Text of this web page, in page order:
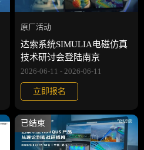
原厂活动
达索系统SIMULIA电磁仿真
技术研讨会登陆南京
2026-06-11 - 2026-06-11
立即报名
已结束